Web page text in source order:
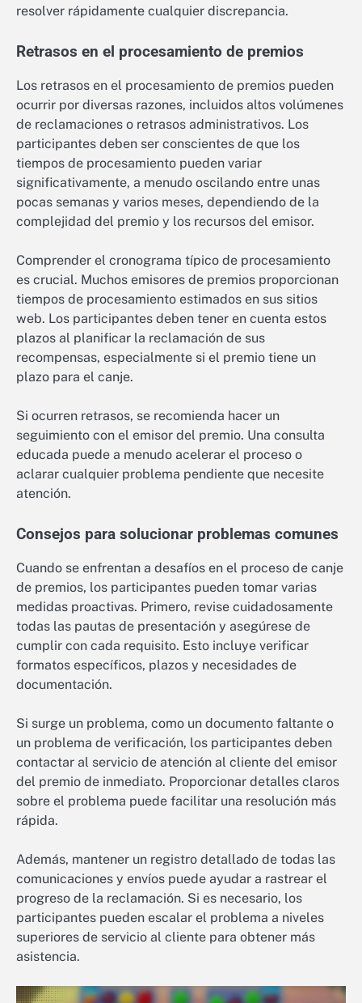
resolver rápidamente cualquier discrepancia.
Retrasos en el procesamiento de premios
Los retrasos en el procesamiento de premios pueden
ocurrir por diversas razones, incluidos altos volúmenes
de reclamaciones o retrasos administrativos. Los
participantes deben ser conscientes de que los
tiempos de procesamiento pueden variar
significativamente, a menudo oscilando entre unas
pocas semanas y varios meses, dependiendo de la
complejidad del premio y los recursos del emisor.
Comprender el cronograma típico de procesamiento
es crucial. Muchos emisores de premios proporcionan
tiempos de procesamiento estimados en sus sitios
web. Los participantes deben tener en cuenta estos
plazos al planificar la reclamación de sus
recompensas, especialmente si el premio tiene un
plazo para el canje.
Si ocurren retrasos, se recomienda hacer un
seguimiento con el emisor del premio. Una consulta
educada puede a menudo acelerar el proceso o
aclarar cualquier problema pendiente que necesite
atención.
Consejos para solucionar problemas comunes
Cuando se enfrentan a desafíos en el proceso de canje
de premios, los participantes pueden tomar varias
medidas proactivas. Primero, revise cuidadosamente
todas las pautas de presentación y asegúrese de
cumplir con cada requisito. Esto incluye verificar
formatos específicos, plazos y necesidades de
documentación.
Si surge un problema, como un documento faltante o
un problema de verificación, los participantes deben
contactar al servicio de atención al cliente del emisor
del premio de inmediato. Proporcionar detalles claros
sobre el problema puede facilitar una resolución más
rápida.
Además, mantener un registro detallado de todas las
comunicaciones y envíos puede ayudar a rastrear el
progreso de la reclamación. Si es necesario, los
participantes pueden escalar el problema a niveles
superiores de servicio al cliente para obtener más
asistencia.